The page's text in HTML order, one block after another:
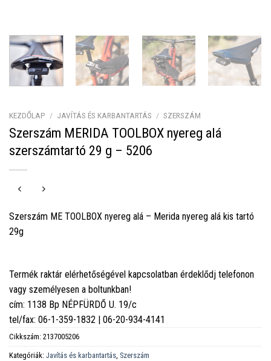
KEZDŐLAP / JAVÍTÁS ÉS KARBANTARTÁS / SZERSZÁM
Szerszám MERIDA TOOLBOX nyereg alá
szerszámtartó 29 g – 5206
Szerszám ME TOOLBOX nyereg alá – Merida nyereg alá kis tartó
29g
Termék raktár elérhetőségével kapcsolatban érdeklődj telefonon
vagy személyesen a boltunkban!
cím: 1138 Bp NÉPFÜRDŐ U. 19/c
tel/fax: 06-1-359-1832 | 06-20-934-4141
Cikkszám: 2137005206
Kategóriák: Javítás és karbantartás, Szerszám